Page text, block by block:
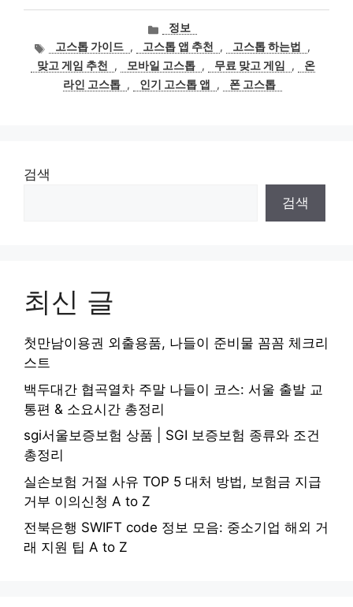
카
테
고
리
정보
태
그
고스톱 가이드 , 고스톱 앱 추천 , 고스톱 하는법
,
맞고 게임 추천
, 모바일 고스톱 , 무료 맞고 게임 ,
온
라인 고스톱 , 인기 고스톱 앱 , 폰 고스톱
검색
검색
최신 글
첫만남이용권 외출용품, 나들이 준비물 꼼꼼 체크리
스트
백두대간 협곡열차 주말 나들이 코스: 서울 출발 교
통편 & 소요시간 총정리
sgi서울보증보험 상품 | SGI 보증보험 종류와 조건
총정리
실손보험 거절 사유 TOP 5 대처 방법, 보험금 지급
거부 이의신청 A to Z
전북은행 SWIFT code 정보 모음: 중소기업 해외 거
래 지원 팁 A to Z